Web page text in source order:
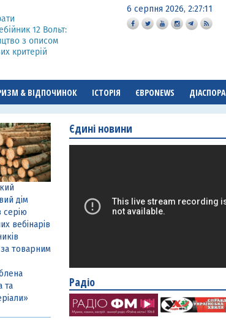
12 Вольт:
з описом
критерій
6 серпня 2026, 2:27:12
& ВІДПОЧИНОК ІСТОРІЯ ЄВРОNEWS ДІАСПОРА
дім
серію
вебінарів
за товарним
та
Єдині новини
Радіо